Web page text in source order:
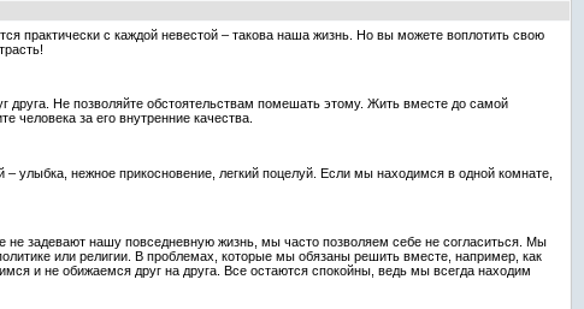
практически с каждой невестой – такова наша жизнь. Но вы можете воплотить свою
Не позволяйте обстоятельствам помешать этому. Жить вместе до самой
человека за его внутренние качества.
нежное прикосновение, легкий поцелуй. Если мы находимся в одной комнате,
задевают нашу повседневную жизнь, мы часто позволяем себе не согласиться. Мы
или религии. В проблемах, которые мы обязаны решить вместе, например, как
и не обижаемся друг на друга. Все остаются спокойны, ведь мы всегда находим